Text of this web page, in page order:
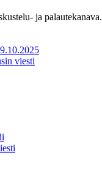
ja palautekanava.
viesti